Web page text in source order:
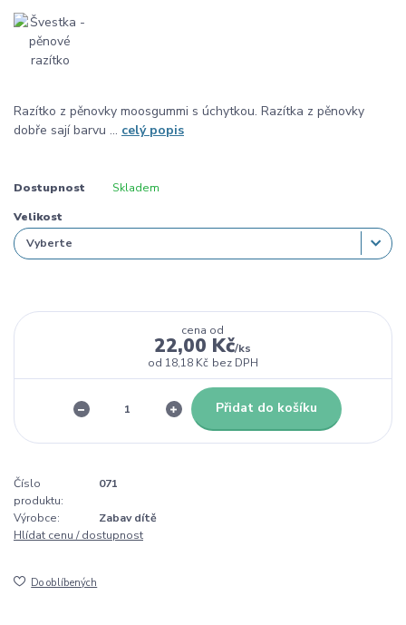
Razítko z pěnovky moosgummi s úchytkou. Razítka z pěnovky
dobře sají barvu ... celý popis
Dostupnost Skladem
Velikost
cena od
22,00 Kč/ks
od 18,18 Kč bez DPH
Přidat do košíku
Číslo
produktu:
071
Výrobce:
Zabav dítě
Hlídat cenu / dostupnost
Do oblíbených